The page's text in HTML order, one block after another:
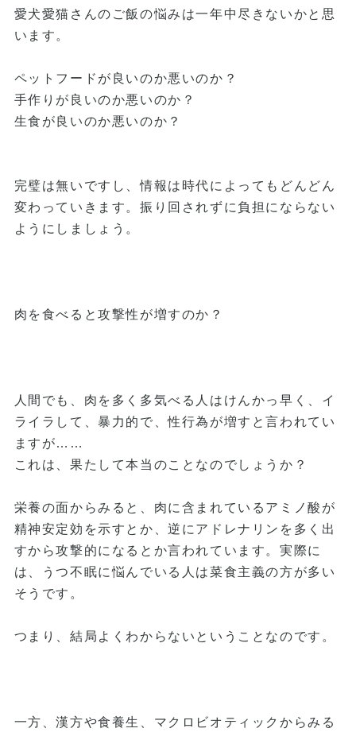
愛犬愛猫さんのご飯の悩みは一年中尽きないかと思
います。
ペットフードが良いのか悪いのか？
手作りが良いのか悪いのか？
生食が良いのか悪いのか？
完璧は無いですし、情報は時代によってもどんどん
変わっていきます。振り回されずに負担にならない
ようにしましょう。
肉を食べると攻撃性が増すのか？
人間でも、肉を多く多気べる人はけんかっ早く、イ
ライラして、暴力的で、性行為が増すと言われてい
ますが……
これは、果たして本当のことなのでしょうか？
栄養の面からみると、肉に含まれているアミノ酸が
精神安定効を示すとか、逆にアドレナリンを多く出
すから攻撃的になるとか言われています。実際に
は、うつ不眠に悩んでいる人は菜食主義の方が多い
そうです。
つまり、結局よくわからないということなのです。
一方、漢方や食養生、マクロビオティックからみる